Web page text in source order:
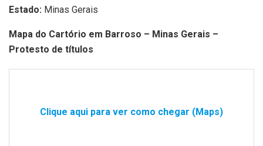
Estado: Minas Gerais
Mapa do Cartório em Barroso – Minas Gerais –
Protesto de títulos
Clique aqui para ver como chegar (Maps)